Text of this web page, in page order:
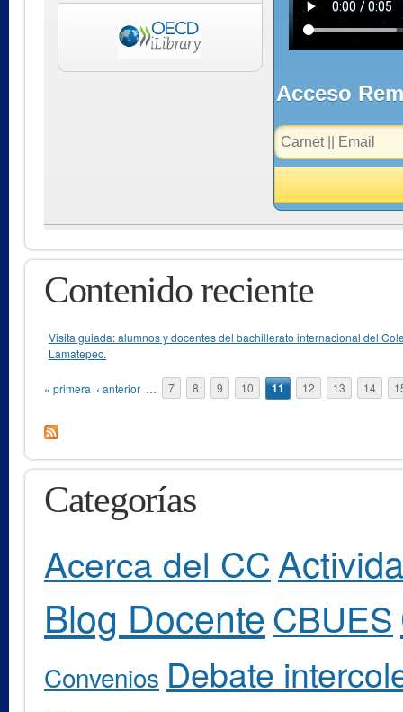
Contenido reciente
Visita guiada: alumnos y docentes del bachillerato internacional del
Lamatepec.
Páginas
« primera ‹ anterior … 7 8 9 10 11 12 13 14
Categorías
Acerca del CC
Blog Docente CBUES
Convenios Debate